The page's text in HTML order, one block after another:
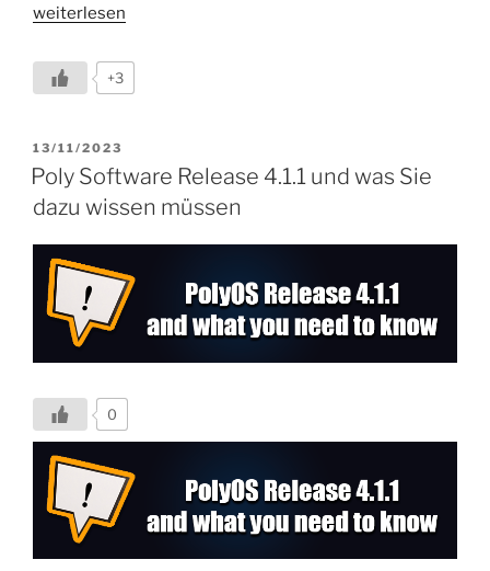
„Poly
Update
4.1.2
verfügbar“
weiterlesen
+3
VERÖFFENTLICHT
AM
13/11/2023
Poly Software Release 4.1.1 und was Sie
dazu wissen müssen
0